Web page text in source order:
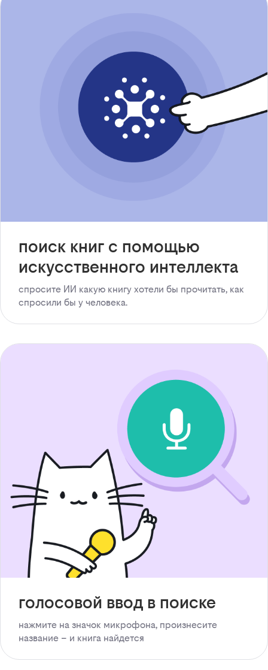
поиск книг с помощью
искусственного интеллекта
спросите ИИ какую книгу хотели бы прочитать, как
спросили бы у человека.
голосовой ввод в поиске
нажмите на значок микрофона, произнесите
название – и книга найдется